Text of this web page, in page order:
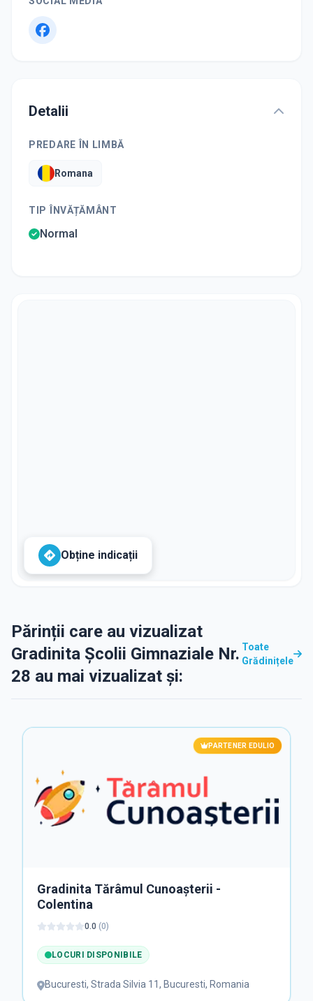
Detalii
PREDARE ÎN LIMBĂ
Romana
TIP ÎNVĂȚĂMÂNT
Normal
Obține indicații
Părinții care au vizualizat
Gradinita Școlii Gimnaziale Nr.
28 au mai vizualizat și:
Toate
Grădinițele
PARTENER EDULIO
Gradinita Tărâmul Cunoașterii -
Colentina
0.0 (0)
LOCURI DISPONIBILE
Bucuresti, Strada Silvia 11, Bucuresti, Romania